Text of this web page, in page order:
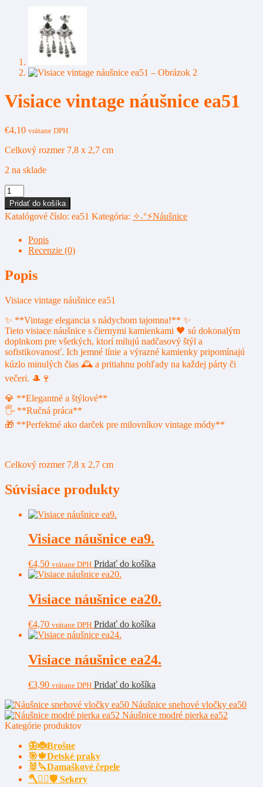
Visiace vintage náušnice ea51
€4,10 vrátane DPH
Celkový rozmer 7,8 x 2,7 cm
2 na sklade
množstvo
Visiace
vintage
náušnice
Pridať do košíka
Katalógové číslo: ea51 Kategória: ✧˖°⚡Náušnice
Popis
Recenzie (0)
Popis
Visiace vintage náušnice ea51
✨ **Vintage elegancia s nádychom tajomna!** ✨
Tieto visiace náušnice s čiernymi kamienkami 🖤 sú dokonalým
doplnkom pre všetkých, ktorí milujú nadčasový štýl a
sofistikovanosť. Ich jemné línie a výrazné kamienky pripomínajú
kúzlo minulých čias 🕰️ a pritiahnu pohľady na každej párty či
večeri. 🎩🍷
💎 **Elegantné a štýlové**
🖐️ **Ručná práca**
🎁 **Perfektné ako darček pre milovníkov vintage módy**
Celkový rozmer 7,8 x 2,7 cm
Súvisiace produkty
Visiace náušnice ea9.
€4,50 vrátane DPH Pridať do košíka
Visiace náušnice ea20.
€4,70 vrátane DPH Pridať do košíka
Visiace náušnice ea24.
€3,90 vrátane DPH Pridať do košíka
Náušnice snehové vločky ea50
Náušnice modré pierka ea52
Kategórie produktov
🦋🐞Brošne
🎯🍁Detské praky
🐰🔪Damaškové čepele
🪓🧔‍♂️🛡️ Sekery